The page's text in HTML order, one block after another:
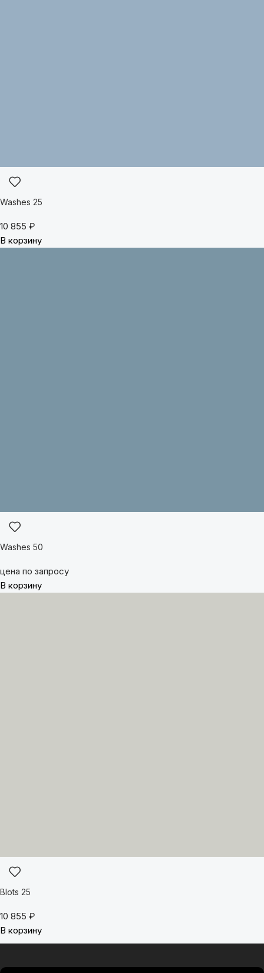
Washes 25
10 855 ₽
В корзину
Washes 50
цена по запросу
В корзину
Blots 25
10 855 ₽
В корзину